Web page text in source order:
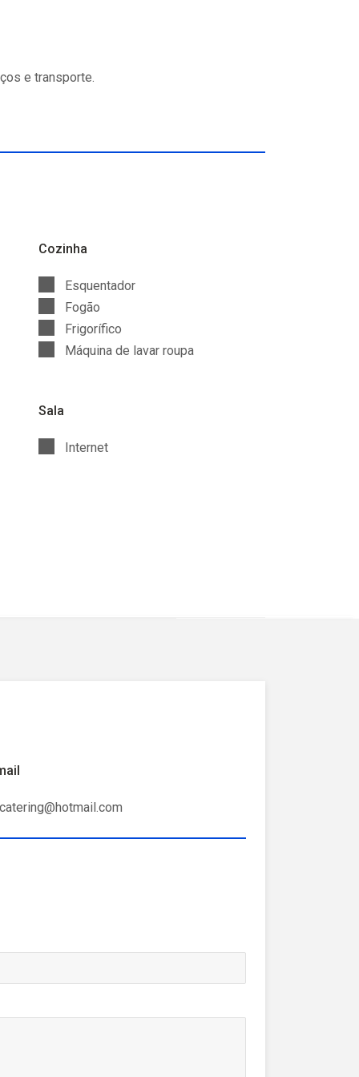
e transporte.
Cozinha
Esquentador
Fogão
Frigorífico
Máquina de lavar roupa
Sala
Internet